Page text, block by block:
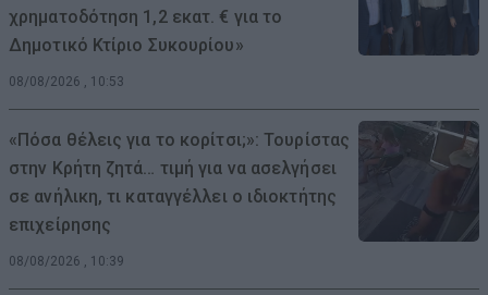
χρηματοδότηση 1,2 εκατ. € για το
Δημοτικό Κτίριο Συκουρίου»
08/08/2026 , 10:53
«Πόσα θέλεις για το κορίτσι;»: Τουρίστας
στην Κρήτη ζητά… τιμή για να ασελγήσει
σε ανήλικη, τι καταγγέλλει ο ιδιοκτήτης
επιχείρησης
08/08/2026 , 10:39